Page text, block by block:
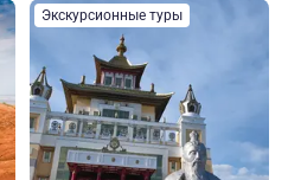
Экскурсионные туры